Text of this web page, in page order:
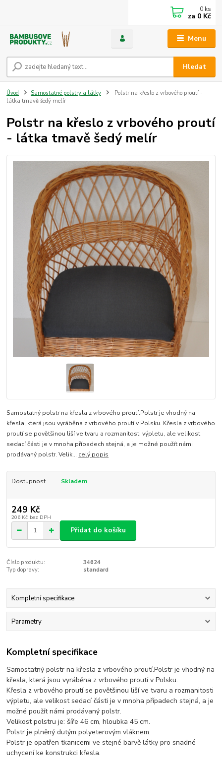
Menu
Hledat
0 ks
za 0 Kč
Úvod Samostatné polstry a látky
Polstr na křeslo z vrbového proutí -
látka tmavě šedý melír
Polstr na křeslo z vrbového proutí
- látka tmavě šedý melír
Samostatný polstr na křesla z vrbového proutí.Polstr je vhodný na
křesla, která jsou vyráběna z vrbového proutí v Polsku. Křesla z vrbového
proutí se povětšinou liší ve tvaru a rozmanitosti výpletu, ale velikost
sedací části je v mnoha případech stejná, a je možné použít námi
prodávaný polstr. Velik... celý popis
Dostupnost Skladem
249 Kč
206 Kč bez DPH
Přidat do košíku
Číslo produktu:
34624
Typ dopravy:
standard
Kompletní specifikace
Parametry
Kompletní specifikace
Samostatný polstr na křesla z vrbového proutí.Polstr je vhodný na
křesla, která jsou vyráběna z vrbového proutí v Polsku.
Křesla z vrbového proutí se povětšinou liší ve tvaru a rozmanitosti
výpletu, ale velikost sedací části je v mnoha případech stejná, a je
možné použít námi prodávaný polstr.
Velikost polstru je: šíře 46 cm, hloubka 45 cm.
Polstr je plněný dutým polyeterovým vláknem.
Polstr je opatřen tkanicemi ve stejné barvě látky pro snadné
uchycení ke konstrukci křesla.